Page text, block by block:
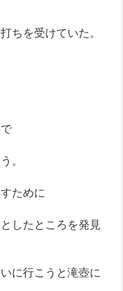
ちを受けていた。
。
ために
したところを発見
に行こうと滝壺に